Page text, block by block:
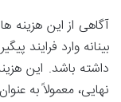
آگاهی از این هزینه
بینانه وارد فرایند
داشته باشد. این
نهایی، معمولاً به عنوان